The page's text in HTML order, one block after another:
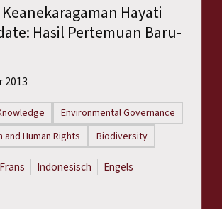
Hayati
Hasil Pertemuan Baru-
2013
Environmental Governance
Human Rights
Biodiversity
Frans Indonesisch Engels